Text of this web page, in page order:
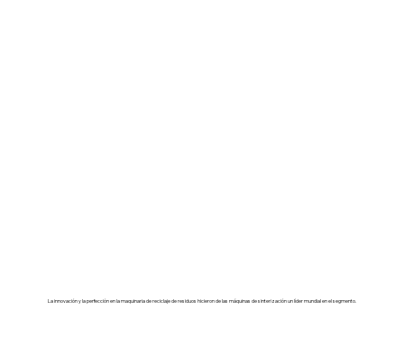
La innovación y la perfección en la maquinaria de reciclaje de residuos hicieron de las máquinas de sinterización un líder mundial en el segmento.